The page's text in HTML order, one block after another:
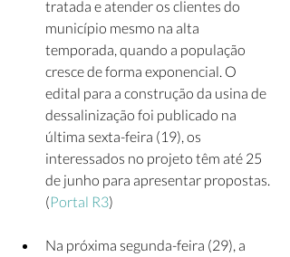
tratada e atender os clientes do
município mesmo na alta
temporada, quando a população
cresce de forma exponencial. O
edital para a construção da usina de
dessalinização foi publicado na
última sexta-feira (19), os
interessados no projeto têm até 25
de junho para apresentar propostas.
(Portal R3)
Na próxima segunda-feira (29), a